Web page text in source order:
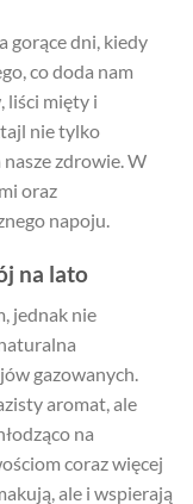
gorące dni, kiedy
co doda nam
liści mięty i
nie tylko
zdrowie. W
oraz
napoju.
na lato
jednak nie
gazowanych.
aromat, ale
na
coraz więcej
ale i wspierają